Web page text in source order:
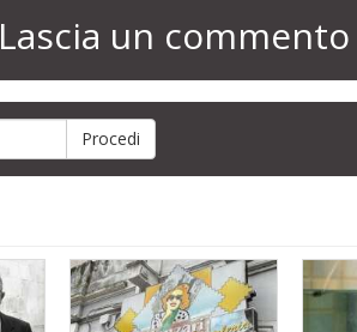
Lascia un commento